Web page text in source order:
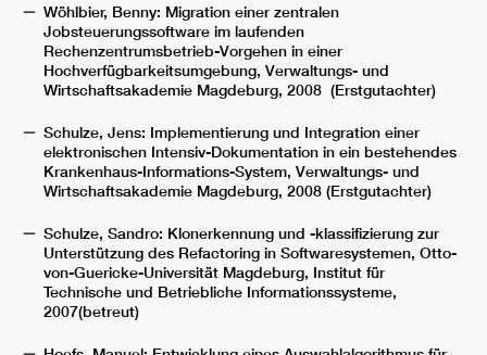
Wöhlbier, Benny: Migration einer zentralen
Jobsteuerungssoftware im laufenden
Rechenzentrumsbetrieb-Vorgehen in einer
Hochverfügbarkeitsumgebung, Verwaltungs- und
Wirtschaftsakademie Magdeburg, 2008 (Erstgutachter)
Schulze, Jens: Implementierung und Integration einer
elektronischen Intensiv-Dokumentation in ein bestehendes
Krankenhaus-Informations-System, Verwaltungs- und
Wirtschaftsakademie Magdeburg, 2008 (Erstgutachter)
Schulze, Sandro: Klonerkennung und -klassifizierung zur
Unterstützung des Refactoring in Softwaresystemen, Otto-
von-Guericke-Universität Magdeburg, Institut für
Technische und Betriebliche Informationssysteme,
2007(betreut)